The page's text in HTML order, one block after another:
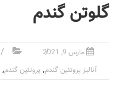
گلوتن گندم
مارس 9, 2021
آنالیز پروتئین گندم, پروتئین گندم,